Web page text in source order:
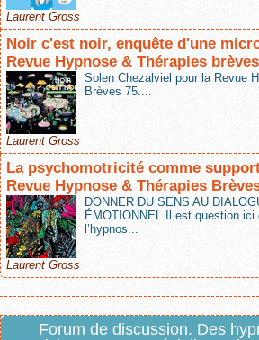
Laurent Gross
Noir c'est noir, enquête d'une
Revue Hypnose & Thérapies
Solen Chezalviel pour la Revue
Brèves 75....
Laurent Gross
La psychomotricité comme
Revue Hypnose & Thérapies
DONNER DU SENS AU
ÉMOTIONNEL Il est question ici
l’hypnos...
Laurent Gross
Forum de discussion. Des